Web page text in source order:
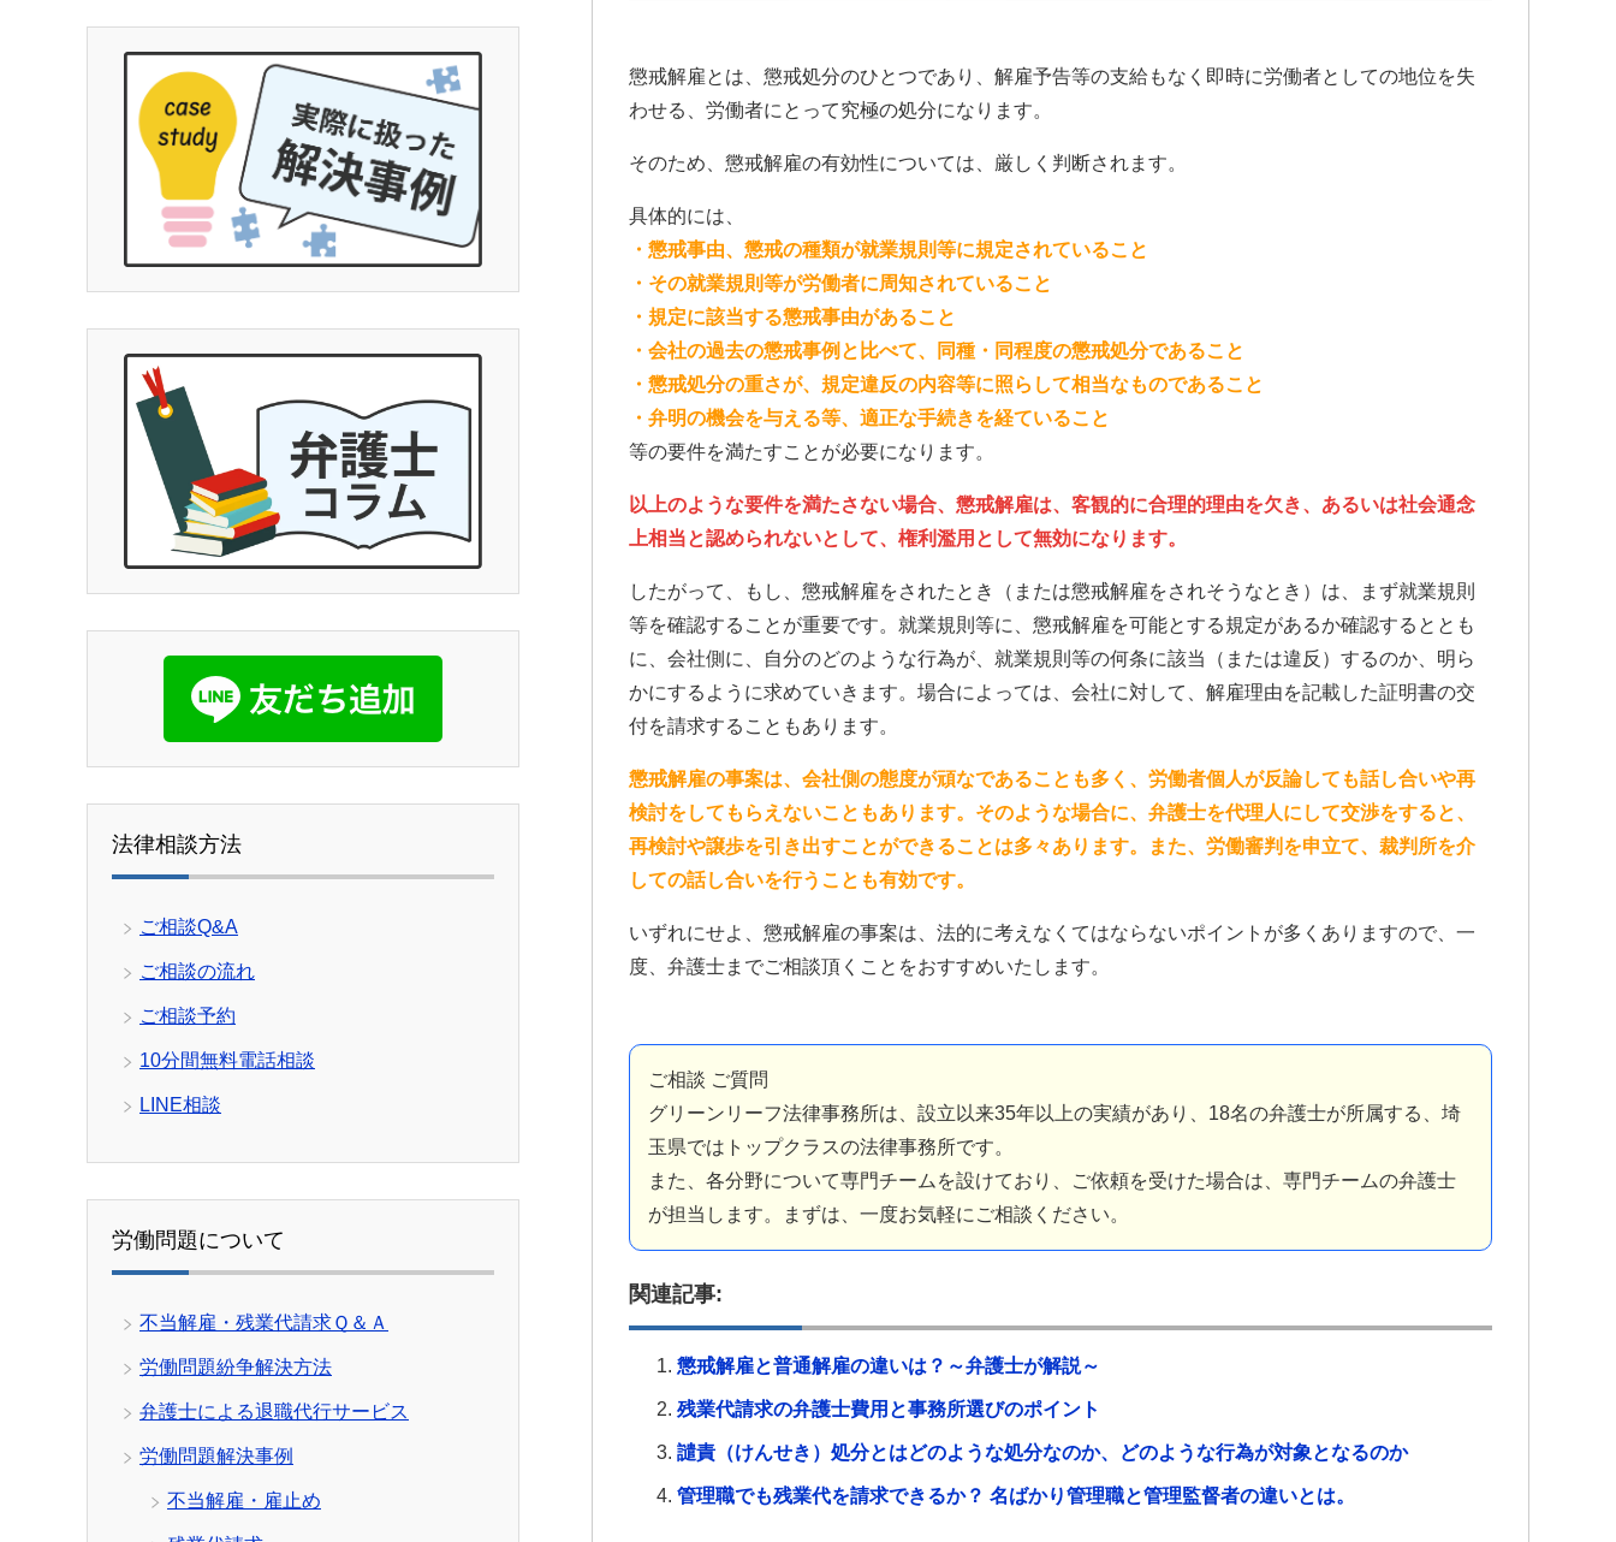
懲戒解雇とは、懲戒処分のひとつであり、解雇予告等の支給もなく即時に労働者としての地位を失
わせる、労働者にとって究極の処分になります。
そのため、懲戒解雇の有効性については、厳しく判断されます。
具体的には、
・懲戒事由、懲戒の種類が就業規則等に規定されていること
・その就業規則等が労働者に周知されていること
・規定に該当する懲戒事由があること
・会社の過去の懲戒事例と比べて、同種・同程度の懲戒処分であること
・懲戒処分の重さが、規定違反の内容等に照らして相当なものであること
・弁明の機会を与える等、適正な手続きを経ていること
等の要件を満たすことが必要になります。
以上のような要件を満たさない場合、懲戒解雇は、客観的に合理的理由を欠き、あるいは社会通念
上相当と認められないとして、権利濫用として無効になります。
したがって、もし、懲戒解雇をされたとき（または懲戒解雇をされそうなとき）は、まず就業規則
等を確認することが重要です。就業規則等に、懲戒解雇を可能とする規定があるか確認するととも
に、会社側に、自分のどのような行為が、就業規則等の何条に該当（または違反）するのか、明ら
かにするように求めていきます。場合によっては、会社に対して、解雇理由を記載した証明書の交
付を請求することもあります。
懲戒解雇の事案は、会社側の態度が頑なであることも多く、労働者個人が反論しても話し合いや再
検討をしてもらえないこともあります。そのような場合に、弁護士を代理人にして交渉をすると、
再検討や譲歩を引き出すことができることは多々あります。また、労働審判を申立て、裁判所を介
しての話し合いを行うことも有効です。
いずれにせよ、懲戒解雇の事案は、法的に考えなくてはならないポイントが多くありますので、一
度、弁護士までご相談頂くことをおすすめいたします。
ご相談 ご質問
グリーンリーフ法律事務所は、設立以来35年以上の実績があり、18名の弁護士が所属する、埼
玉県ではトップクラスの法律事務所です。
また、各分野について専門チームを設けており、ご依頼を受けた場合は、専門チームの弁護士
が担当します。まずは、一度お気軽にご相談ください。
関連記事:
懲戒解雇と普通解雇の違いは？～弁護士が解説～
残業代請求の弁護士費用と事務所選びのポイント
譴責（けんせき）処分とはどのような処分なのか、どのような行為が対象となるのか
管理職でも残業代を請求できるか？ 名ばかり管理職と管理監督者の違いとは。
トGPやGemini使って文字起こしを私
は勧めます。埼玉県民であれば、ア
デ○ーレさんより完全にいいです。支
払った金額に対して今回の結果は私
にとって完全なるWinです。ただ、証
拠、何を争いたいかを明確にし、自
分でも勉強する必要はあります。弁
護士に丸投げはできないです。26年
４月からの法改正で本当に良かった
です。子供の為にハードルが高いと
断念せず、精神、不貞、金銭、仕事
の為に泣き寝入り、子供の親権だけ
など思わず、一度相談をするべきで
す。人生は一度きりです。丁か半か
の勝負にでてもいいと思います。あ
とは平栗弁護士に丸投げでよいです
他の弁護士事務所もいくつか当たり
ましたが、コネがない方は探すテク
ニックが必要なので、事務所のアン
ケートではなくここに書かせて頂き
ました。皆様の参考になれば幸いで
す。よければGood ボタンを押して
上にあげてもらって、沢山の女性に
見てもらいたいです。宜しくお願い
法律相談方法
ご相談Q&A
ご相談の流れ
ご相談予約
10分間無料電話相談
LINE相談
労働問題について
不当解雇・残業代請求Ｑ＆Ａ
労働問題紛争解決方法
弁護士による退職代行サービス
労働問題解決事例
不当解雇・雇止め